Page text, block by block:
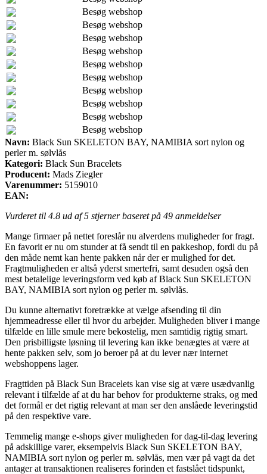
Besøg webshop
Besøg webshop
Besøg webshop
Besøg webshop
Besøg webshop
Besøg webshop
Besøg webshop
Besøg webshop
Besøg webshop
Besøg webshop
Navn: Black Sun SKELETON BAY, NAMIBIA sort nylon og
perler m. sølvlås
Kategori: Black Sun Bracelets
Producent: Mads Ziegler
Varenummer: 5159010
EAN:
Vurderet til 4.8 ud af 5 stjerner baseret på 49 anmeldelser
Mange firmaer på nettet foreslår nu alverdens muligheder for fragt.
En favorit er nu om stunder at få sendt til en pakkeshop, fordi du på
den måde nemt kan hente pakken når der er mulighed for det.
Fragtmuligheden er altså yderst smertefri, samt desuden også den
mest betalelige leveringsform ved køb af Black Sun SKELETON
BAY, NAMIBIA sort nylon og perler m. sølvlås.
Du kunne alternativt foretrække at vælge afsending til din
hjemmeadresse eller til hvor du arbejder. Muligheden bliver i mange
tilfælde en lille smule mere bekostelig, men samtidig rigtig smart.
Den prisbilligste løsning til levering kan ikke benægtes at være at
hente pakken selv, som jo beroer på at du lever nær internet
webshoppens lager.
Fragttiden på Black Sun Bracelets kan vise sig at være usædvanlig
relevant i tilfælde af at du har behov for produkterne straks, og med
det formål er det rigtig relevant at man ser den anslåede leveringstid
på den respektive vare.
Temmelig mange e-shops giver muligheden for dag-til-dag levering
på adskillige varer, eksempelvis Black Sun SKELETON BAY,
NAMIBIA sort nylon og perler m. sølvlås, men vær på vagt da det
antager at transaktionen realiseres forinden et fastslået tidspunkt,